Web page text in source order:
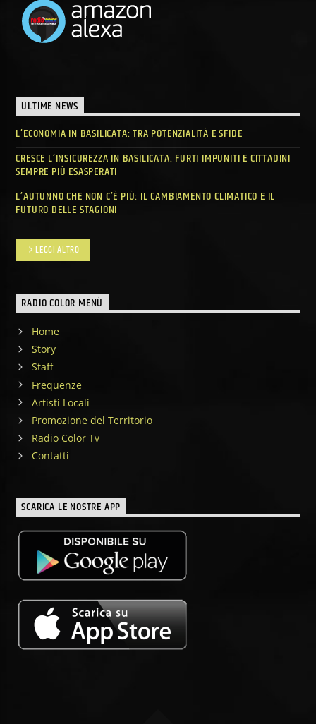
ULTIME NEWS
L’ECONOMIA IN BASILICATA: TRA POTENZIALITÀ E SFIDE
CRESCE L’INSICUREZZA IN BASILICATA: FURTI IMPUNITI E CITTADINI
SEMPRE PIÙ ESASPERATI
L’AUTUNNO CHE NON C’È PIÙ: IL CAMBIAMENTO CLIMATICO E IL
FUTURO DELLE STAGIONI
LEGGI ALTRO
RADIO COLOR MENÙ
Home
Story
Staff
Frequenze
Artisti Locali
Promozione del Territorio
Radio Color Tv
Contatti
SCARICA LE NOSTRE APP